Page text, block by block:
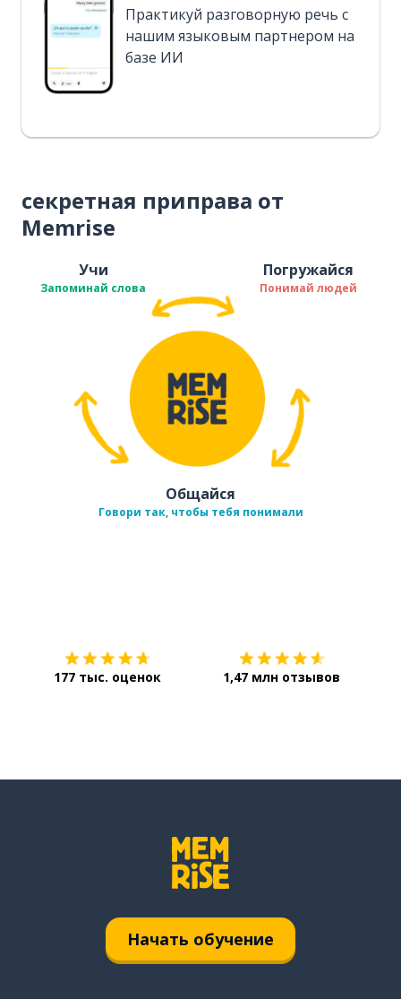
Практикуй разговорную речь с
нашим языковым партнером на
базе ИИ
секретная приправа от
Memrise
Учи
Запоминай слова
Погружайся
Понимай людей
Общайся
Говори так, чтобы тебя понимали
177 тыс. оценок 1,47 млн отзывов
Начать обучение